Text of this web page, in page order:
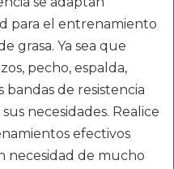
para el entrenamiento
grasa. Ya sea que
pecho, espalda,
bandas de resistencia
necesidades. Realice
efectivos
necesidad de mucho